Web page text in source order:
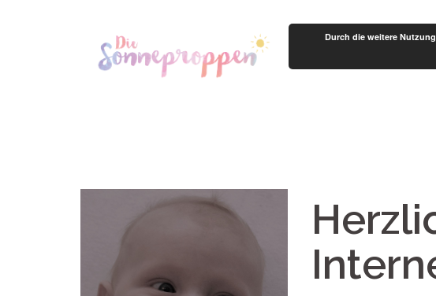
Durch die weitere